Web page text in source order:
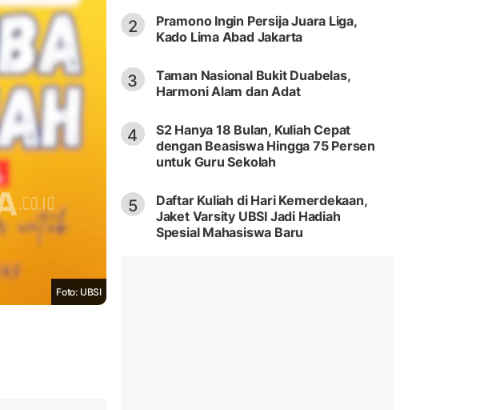
Foto: UBSI
2
Pramono Ingin Persija Juara Liga,
Kado Lima Abad Jakarta
3
Taman Nasional Bukit Duabelas,
Harmoni Alam dan Adat
4
S2 Hanya 18 Bulan, Kuliah Cepat
dengan Beasiswa Hingga 75 Persen
untuk Guru Sekolah
5
Daftar Kuliah di Hari Kemerdekaan,
Jaket Varsity UBSI Jadi Hadiah
Spesial Mahasiswa Baru